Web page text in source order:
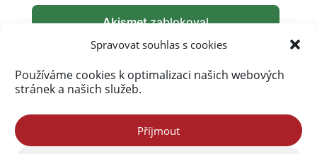
Spravovat souhlas s cookies
Používáme cookies k optimalizaci našich webových
stránek a našich služeb.
Příjmout
Akismetzablokoval
289 883 spamů